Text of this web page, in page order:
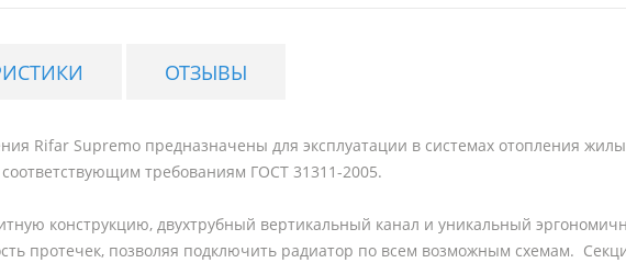
ОТЗЫВЫ
Rifar Supremo предназначены для эксплуатации в системах отопления
требованиям ГОСТ 31311-2005.
конструкцию, двухтрубный вертикальный канал и уникальный
протечек, позволяя подключить радиатор по всем возможным схемам.